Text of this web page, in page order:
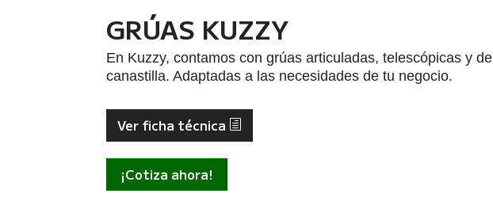
GRÚAS KUZZY
En Kuzzy, contamos con grúas articuladas, telescópicas y de
canastilla. Adaptadas a las necesidades de tu negocio.
Ver ficha técnica
¡Cotiza ahora!